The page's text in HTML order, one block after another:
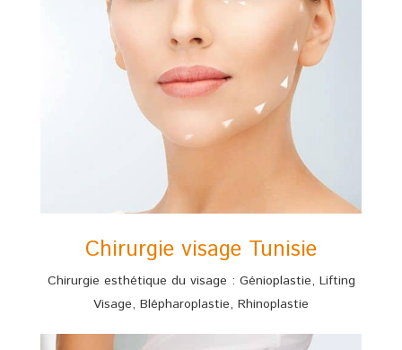
Chirurgie visage Tunisie
Chirurgie esthétique du visage : Génioplastie, Lifting
Visage, Blépharoplastie, Rhinoplastie